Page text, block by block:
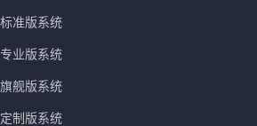
标准版系统
专业版系统
旗舰版系统
定制版系统